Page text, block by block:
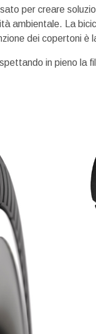
per creare
ambientale. La
dei copertoni è
in pieno la